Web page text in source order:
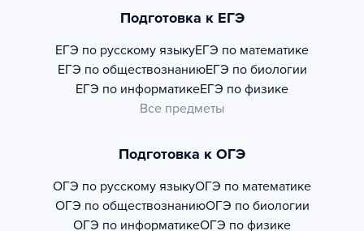
Подготовка к ЕГЭ
ЕГЭ по русскому языкуЕГЭ по математике
ЕГЭ по обществознаниюЕГЭ по биологии
ЕГЭ по информатикеЕГЭ по физике
Все предметы
Подготовка к ОГЭ
ОГЭ по русскому языкуОГЭ по математике
ОГЭ по обществознаниюОГЭ по биологии
ОГЭ по информатикеОГЭ по физике